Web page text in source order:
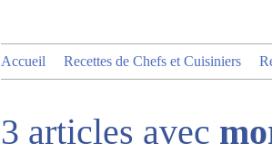
Accueil Recettes de Chefs et Cuisiniers
3 articles avec